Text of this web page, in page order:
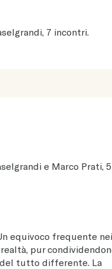
7 incontri.
e Marco Prati, 5
equivoco frequente nei
pur
del tutto differente. La